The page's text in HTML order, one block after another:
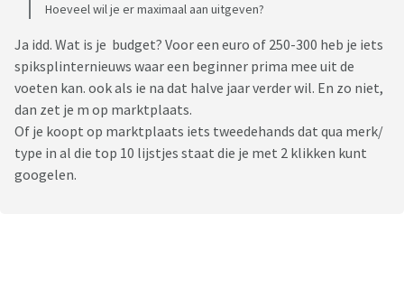
Hoeveel wil je er maximaal aan uitgeven?
Ja idd. Wat is je budget? Voor een euro of 250-300 heb je iets
spiksplinternieuws waar een beginner prima mee uit de
voeten kan. ook als ie na dat halve jaar verder wil. En zo niet,
dan zet je m op marktplaats.
Of je koopt op marktplaats iets tweedehands dat qua merk/
type in al die top 10 lijstjes staat die je met 2 klikken kunt
googelen.